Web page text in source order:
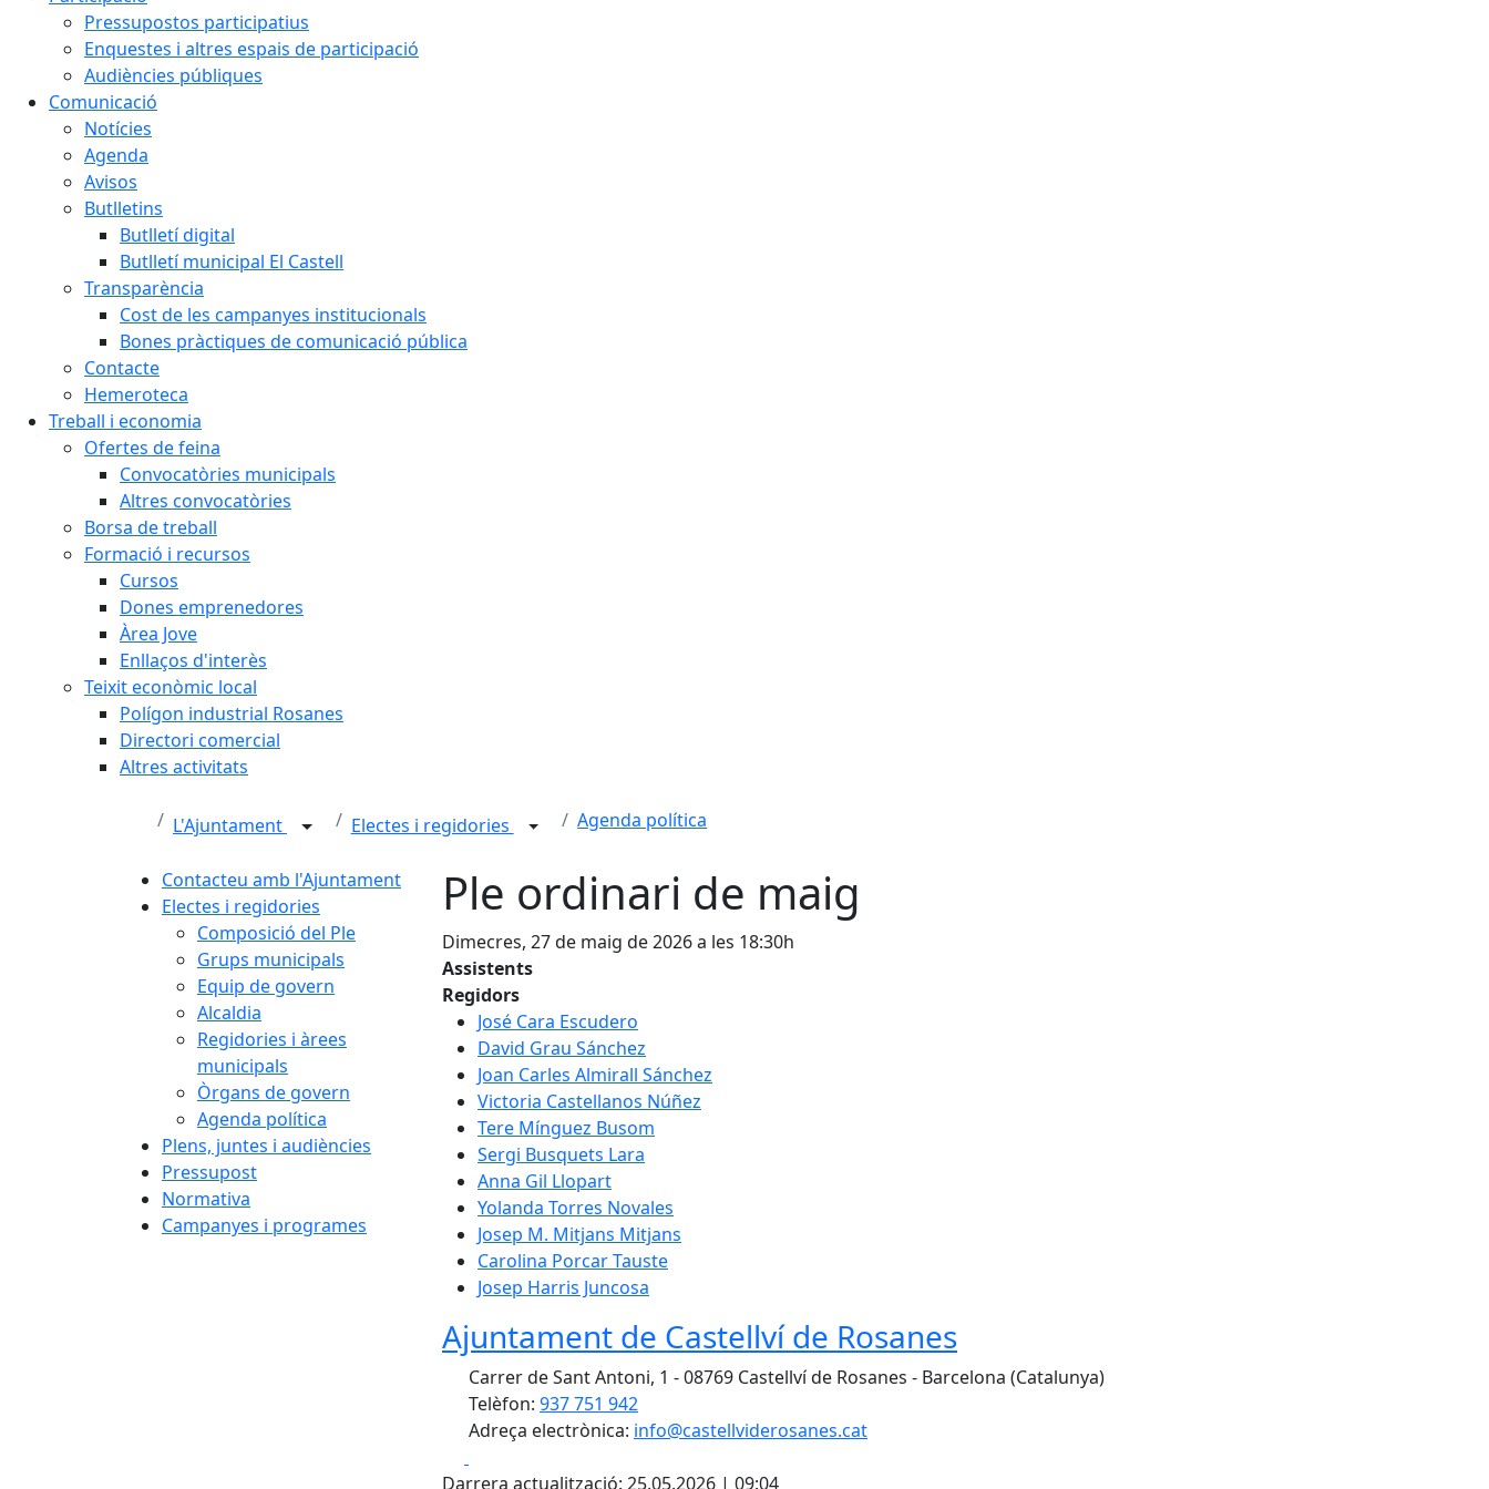
Pressupostos participatius
Enquestes i altres espais de participació
Audiències públiques
Comunicació
Notícies
Agenda
Avisos
Butlletins
Butlletí digital
Butlletí municipal El Castell
Transparència
Cost de les campanyes institucionals
Bones pràctiques de comunicació pública
Contacte
Hemeroteca
Treball i economia
Ofertes de feina
Convocatòries municipals
Altres convocatòries
Borsa de treball
Formació i recursos
Cursos
Dones emprenedores
Àrea Jove
Enllaços d'interès
Teixit econòmic local
Polígon industrial Rosanes
Directori comercial
Altres activitats
L'Ajuntament Electes i regidories Agenda política
Contacteu amb l'Ajuntament
Electes i regidories
Composició del Ple
Grups municipals
Equip de govern
Alcaldia
Regidories i àrees
municipals
Òrgans de govern
Agenda política
Plens, juntes i audiències
Pressupost
Normativa
Campanyes i programes
Ple ordinari de maig
Dimecres, 27 de maig de 2026 a les 18:30h
Assistents
Regidors
José Cara Escudero
David Grau Sánchez
Joan Carles Almirall Sánchez
Victoria Castellanos Núñez
Tere Mínguez Busom
Sergi Busquets Lara
Anna Gil Llopart
Yolanda Torres Novales
Josep M. Mitjans Mitjans
Carolina Porcar Tauste
Josep Harris Juncosa
Ajuntament de Castellví de Rosanes
Carrer de Sant Antoni, 1 - 08769 Castellví de Rosanes - Barcelona (Catalunya)
Telèfon: 937 751 942
Adreça electrònica: info@castellviderosanes.cat
Darrera actualització: 25.05.2026 | 09:04